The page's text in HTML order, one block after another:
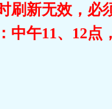
刷新无效，必
中午11、12点